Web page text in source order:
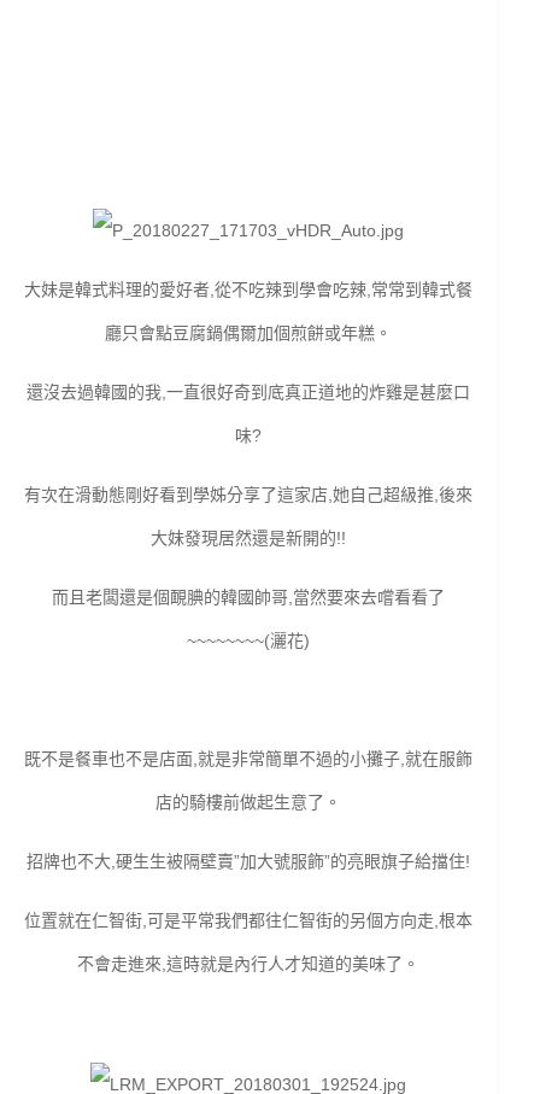
大妹是韓式料理的愛好者,從不吃辣到學會吃辣,常常到韓式餐
廳只會點豆腐鍋偶爾加個煎餅或年糕。
還沒去過韓國的我,一直很好奇到底真正道地的炸雞是甚麼口
味?
有次在滑動態剛好看到學姊分享了這家店,她自己超級推,後來
大妹發現居然還是新開的!!
而且老闆還是個靦腆的韓國帥哥,當然要來去嚐看看了
~~~~~~~~(灑花)
既不是餐車也不是店面,就是非常簡單不過的小攤子,就在服飾
店的騎樓前做起生意了。
招牌也不大,硬生生被隔壁賣”加大號服飾”的亮眼旗子給擋住!
位置就在仁智街,可是平常我們都往仁智街的另個方向走,根本
不會走進來,這時就是內行人才知道的美味了。